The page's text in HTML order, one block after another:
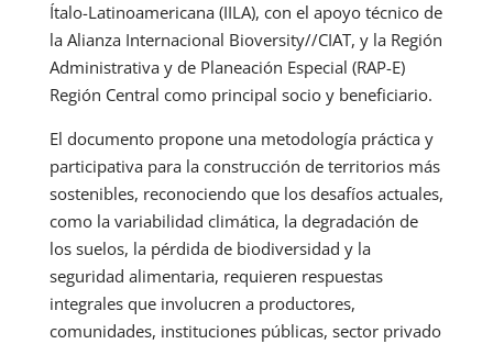
Ítalo-Latinoamericana (IILA), con el apoyo técnico de
la Alianza Internacional Bioversity//CIAT, y la Región
Administrativa y de Planeación Especial (RAP-E)
Región Central como principal socio y beneficiario.
El documento propone una metodología práctica y
participativa para la construcción de territorios más
sostenibles, reconociendo que los desafíos actuales,
como la variabilidad climática, la degradación de
los suelos, la pérdida de biodiversidad y la
seguridad alimentaria, requieren respuestas
integrales que involucren a productores,
comunidades, instituciones públicas, sector privado